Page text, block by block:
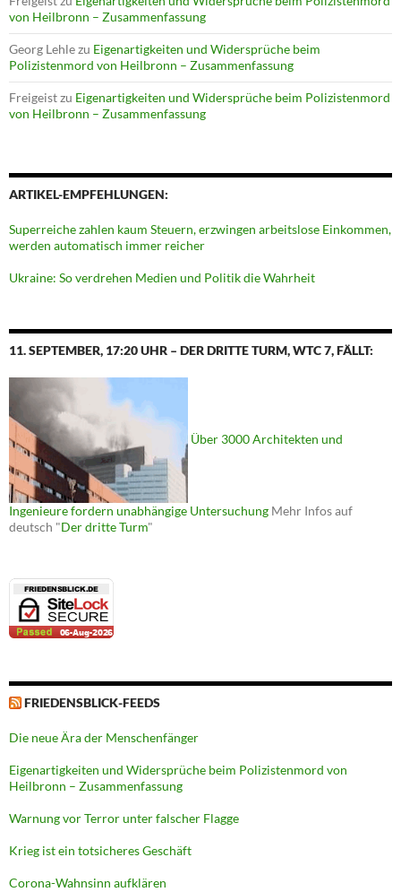
von Heilbronn – Zusammenfassung
Georg Lehlezu Eigenartigkeiten und Widersprüche beim
Polizistenmord von Heilbronn – Zusammenfassung
Freigeistzu Eigenartigkeiten und Widersprüche beim Polizistenmord
von Heilbronn – Zusammenfassung
ARTIKEL-EMPFEHLUNGEN:
Superreiche zahlen kaum Steuern, erzwingen arbeitslose Einkommen,
werden automatisch immer reicher
Ukraine: So verdrehen Medien und Politik die Wahrheit
11. SEPTEMBER, 17:20 UHR – DER DRITTE TURM, WTC 7, FÄLLT:
Über 3000 Architekten und
Ingenieure fordern unabhängige Untersuchung Mehr Infos auf
deutsch "Der dritte Turm"
FRIEDENSBLICK-FEEDS
Die neue Ära der Menschenfänger
Eigenartigkeiten und Widersprüche beim Polizistenmord von
Heilbronn – Zusammenfassung
Warnung vor Terror unter falscher Flagge
Krieg ist ein totsicheres Geschäft
Corona-Wahnsinn aufklären